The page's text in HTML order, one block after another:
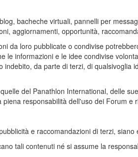
bacheche virtuali, pannelli per
aggiornamenti, opportunità,
da loro pubblicate o condivise
le informazioni e le idee condivise
da parte di terzi, di qualsivoglia
del Panathlon International, delle
responsabilità dell'uso dei Forum e
e raccomandazioni di terzi,
tali contenuti né si assume la